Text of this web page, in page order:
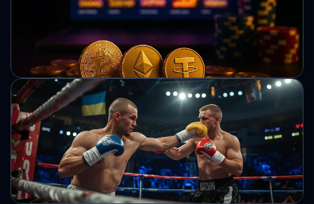
Криптоказино оголосило нагороду в $500
тис.: що потрібно зробити, щоб отримати
гроші
Інцидент із викраденням коштів привернув увагу
аналітиків блокчейна.
Михайло Кузьменко